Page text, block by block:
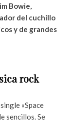
Bowie,
del cuchillo
y de grandes
rock
«Space
sencillos. Se